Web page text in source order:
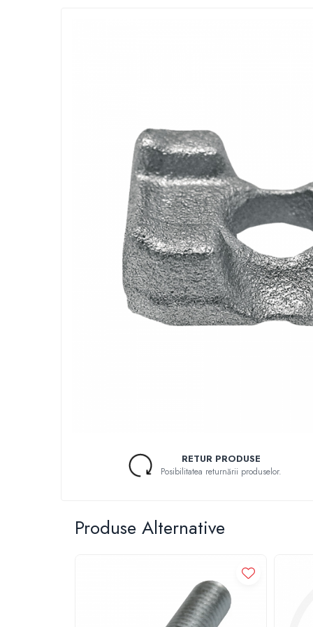
1.5.5. Pistoane & camasi piston RETUR PRODUSE
Posibilitatea returnării produselor.
Produse Alternative